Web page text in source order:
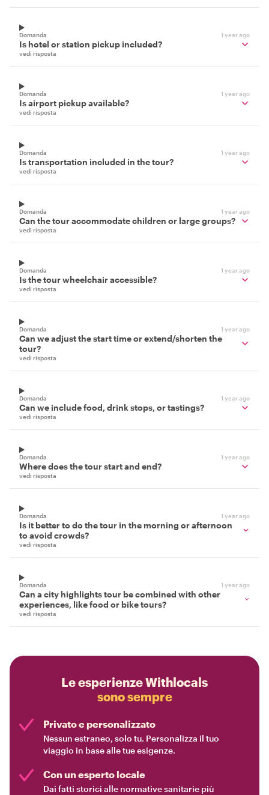
Domanda 1 year ago
Is hotel or station pickup included?
vedi risposta
Domanda 1 year ago
Is airport pickup available?
vedi risposta
Domanda 1 year ago
Is transportation included in the tour?
vedi risposta
Domanda 1 year ago
Can the tour accommodate children or large groups?
vedi risposta
Domanda 1 year ago
Is the tour wheelchair accessible?
vedi risposta
Domanda 1 year ago
Can we adjust the start time or extend/shorten the
tour?
vedi risposta
Domanda 1 year ago
Can we include food, drink stops, or tastings?
vedi risposta
Domanda 1 year ago
Where does the tour start and end?
vedi risposta
Domanda 1 year ago
Is it better to do the tour in the morning or afternoon
to avoid crowds?
vedi risposta
Domanda 1 year ago
Can a city highlights tour be combined with other
experiences, like food or bike tours?
vedi risposta
Le esperienze Withlocals
sono sempre
Privato e personalizzato
Nessun estraneo, solo tu. Personalizza il tuo
viaggio in base alle tue esigenze.
Con un esperto locale
Dai fatti storici alle normative sanitarie più